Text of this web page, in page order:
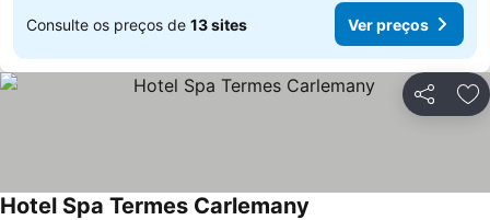
Consulte os preços de 13 sites Ver preços
Partilhar
Hotel Spa Termes Carlemany